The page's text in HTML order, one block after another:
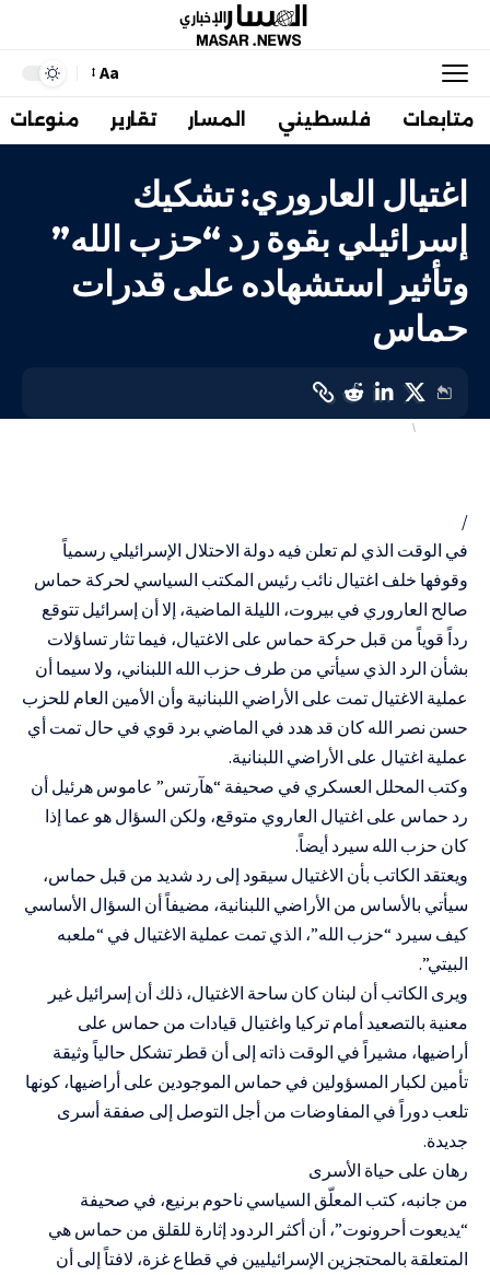
Aa
متابعات فلسطيني المسار تقارير منوعات
اغتيال العاروري: تشكيك
إسرائيلي بقوة رد “حزب الله”
وتأثير استشهاده على قدرات
حماس
إسرائيلياتفلسطيني
/
في الوقت الذي لم تعلن فيه دولة الاحتلال الإسرائيلي رسمياً
وقوفها خلف اغتيال نائب رئيس المكتب السياسي لحركة حماس
صالح العاروري في بيروت، الليلة الماضية، إلا أن إسرائيل تتوقع
رداً قوياً من قبل حركة حماس على الاغتيال، فيما تثار تساؤلات
بشأن الرد الذي سيأتي من طرف حزب الله اللبناني، ولا سيما أن
عملية الاغتيال تمت على الأراضي اللبنانية وأن الأمين العام للحزب
حسن نصر الله كان قد هدد في الماضي برد قوي في حال تمت أي
عملية اغتيال على الأراضي اللبنانية.
وكتب المحلل العسكري في صحيفة “هآرتس” عاموس هرئيل أن
رد حماس على اغتيال العاروي متوقع، ولكن السؤال هو عما إذا
كان حزب الله سيرد أيضاً.
ويعتقد الكاتب بأن الاغتيال سيقود إلى رد شديد من قبل حماس،
سيأتي بالأساس من الأراضي اللبنانية، مضيفاً أن السؤال الأساسي
كيف سيرد “حزب الله”، الذي تمت عملية الاغتيال في “ملعبه
البيتي”.
ويرى الكاتب أن لبنان كان ساحة الاغتيال، ذلك أن إسرائيل غير
معنية بالتصعيد أمام تركيا واغتيال قيادات من حماس على
أراضيها، مشيراً في الوقت ذاته إلى أن قطر تشكل حالياً وثيقة
تأمين لكبار المسؤولين في حماس الموجودين على أراضيها، كونها
تلعب دوراً في المفاوضات من أجل التوصل إلى صفقة أسرى
جديدة.
رهان على حياة الأسرى
من جانبه، كتب المعلّق السياسي ناحوم برنيع، في صحيفة
“يديعوت أحرونوت”، أن أكثر الردود إثارة للقلق من حماس هي
المتعلقة بالمحتجزين الإسرائيليين في قطاع غزة، لافتاً إلى أن